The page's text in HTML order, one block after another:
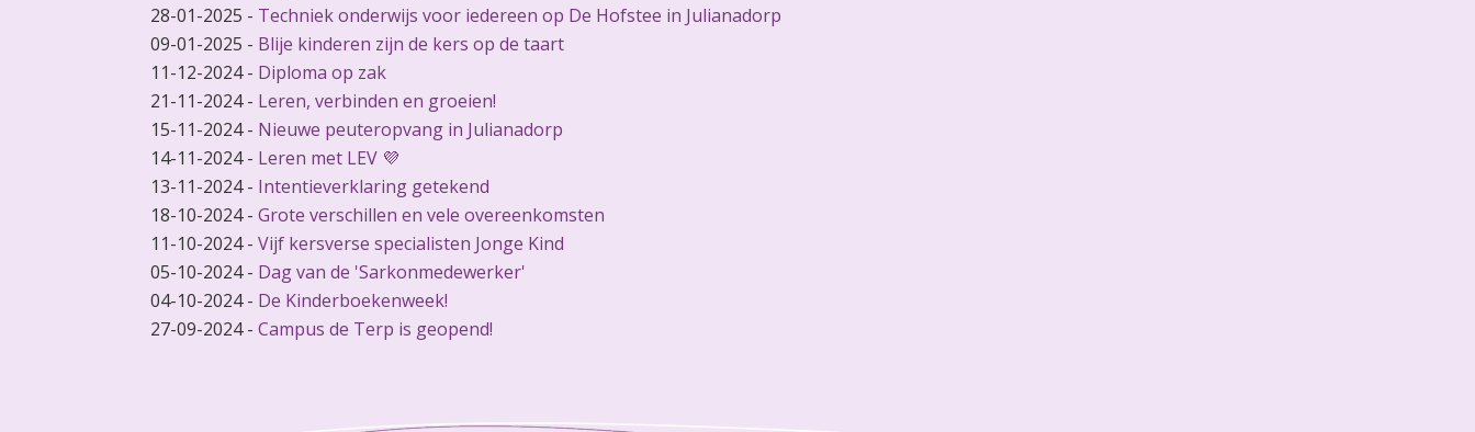
28-01-2025 - Techniek onderwijs voor iedereen op De Hofstee in Julianadorp
09-01-2025 - Blije kinderen zijn de kers op de taart
11-12-2024- Diploma op zak
21-11-2024- Leren, verbinden en groeien!
15-11-2024- Nieuwe peuteropvang in Julianadorp
14-11-2024- Leren met LEV 💜
13-11-2024- Intentieverklaring getekend
18-10-2024- Grote verschillen en vele overeenkomsten
11-10-2024- Vijf kersverse specialisten Jonge Kind
05-10-2024- Dag van de 'Sarkonmedewerker'
04-10-2024- De Kinderboekenweek!
27-09-2024- Campus de Terp is geopend!